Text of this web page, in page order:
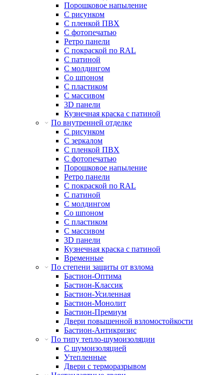
Порошковое напыление
С рисунком
С пленкой ПВХ
С фотопечатью
Ретро панели
С покраской по RAL
С патиной
С молдингом
Со шпоном
С пластиком
С массивом
3D панели
Кузнечная краска с патиной
По внутренней отделке
С рисунком
С зеркалом
С пленкой ПВХ
С фотопечатью
Порошковое напыление
Ретро панели
С покраской по RAL
С патиной
С молдингом
Со шпоном
С пластиком
С массивом
3D панели
Кузнечная краска с патиной
Временные
По степени защиты от взлома
Бастион-Оптима
Бастион-Классик
Бастион-Усиленная
Бастион-Монолит
Бастион-Премиум
Двери повышенной взломостойкости
Бастион-Антикризис
По типу тепло-шумоизоляции
С шумоизоляцией
Утепленные
Двери с терморазрывом